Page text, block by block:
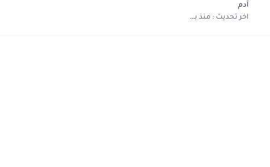
آدم
اخر تحديث :منذ بضع اعوام